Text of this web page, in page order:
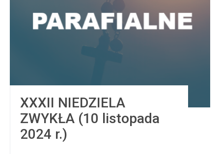
XXXII NIEDZIELA
ZWYKŁA (10 listopada
2024 r.)